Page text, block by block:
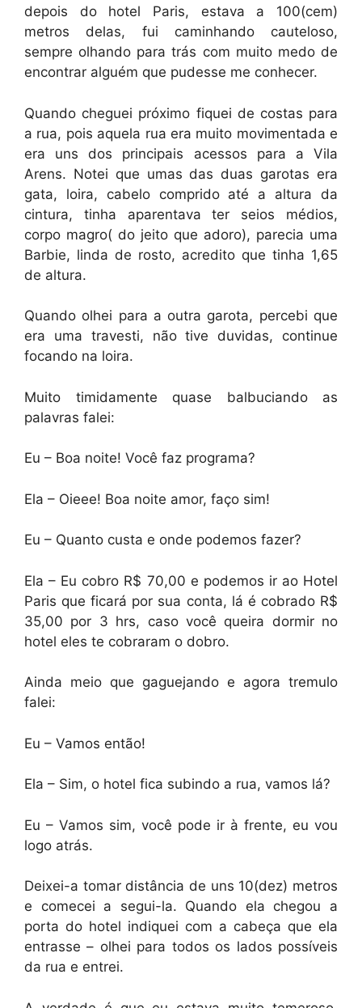
depois do hotel Paris, estava a 100(cem)
metros delas, fui caminhando cauteloso,
sempre olhando para trás com muito medo de
encontrar alguém que pudesse me conhecer.
Quando cheguei próximo fiquei de costas para
a rua, pois aquela rua era muito movimentada e
era uns dos principais acessos para a Vila
Arens. Notei que umas das duas garotas era
gata, loira, cabelo comprido até a altura da
cintura, tinha aparentava ter seios médios,
corpo magro( do jeito que adoro), parecia uma
Barbie, linda de rosto, acredito que tinha 1,65
de altura.
Quando olhei para a outra garota, percebi que
era uma travesti, não tive duvidas, continue
focando na loira.
Muito timidamente quase balbuciando as
palavras falei:
Eu – Boa noite! Você faz programa?
Ela – Oieee! Boa noite amor, faço sim!
Eu – Quanto custa e onde podemos fazer?
Ela – Eu cobro R$ 70,00 e podemos ir ao Hotel
Paris que ficará por sua conta, lá é cobrado R$
35,00 por 3 hrs, caso você queira dormir no
hotel eles te cobraram o dobro.
Ainda meio que gaguejando e agora tremulo
falei:
Eu – Vamos então!
Ela – Sim, o hotel fica subindo a rua, vamos lá?
Eu – Vamos sim, você pode ir à frente, eu vou
logo atrás.
Deixei-a tomar distância de uns 10(dez) metros
e comecei a segui-la. Quando ela chegou a
porta do hotel indiquei com a cabeça que ela
entrasse – olhei para todos os lados possíveis
da rua e entrei.